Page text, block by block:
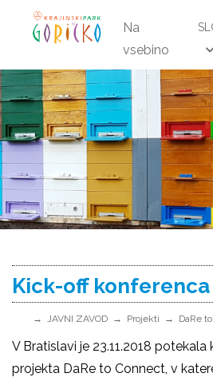
Na
vsebino
Kick-off
JAVNI ZAVOD Projekti DaRe
V Bratislavi je 23.11.2018
projekta DaRe to Connect, v